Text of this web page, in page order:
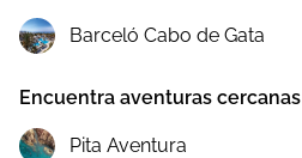
Barceló Cabo de Gata
Encuentra aventuras cercanas
Pita Aventura